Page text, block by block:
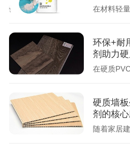
在材料轻
环保+耐
剂助力
在硬质
硬质墙
剂的核心
随着家居